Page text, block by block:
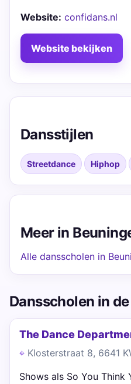
Website: confidans.nl
Website bekijken
Dansstijlen
Streetdance Hiphop
Meer in
Alle dansscholen in
Dansscholen in
The Dance
Klosterstraat 8, 6641
Shows als So You Think